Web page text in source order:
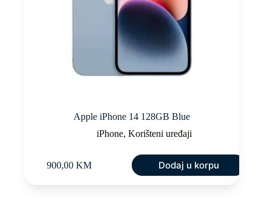
Apple iPhone 14 128GB Blue
iPhone, Korišteni uređaji
900,00 KM Dodaj u korpu